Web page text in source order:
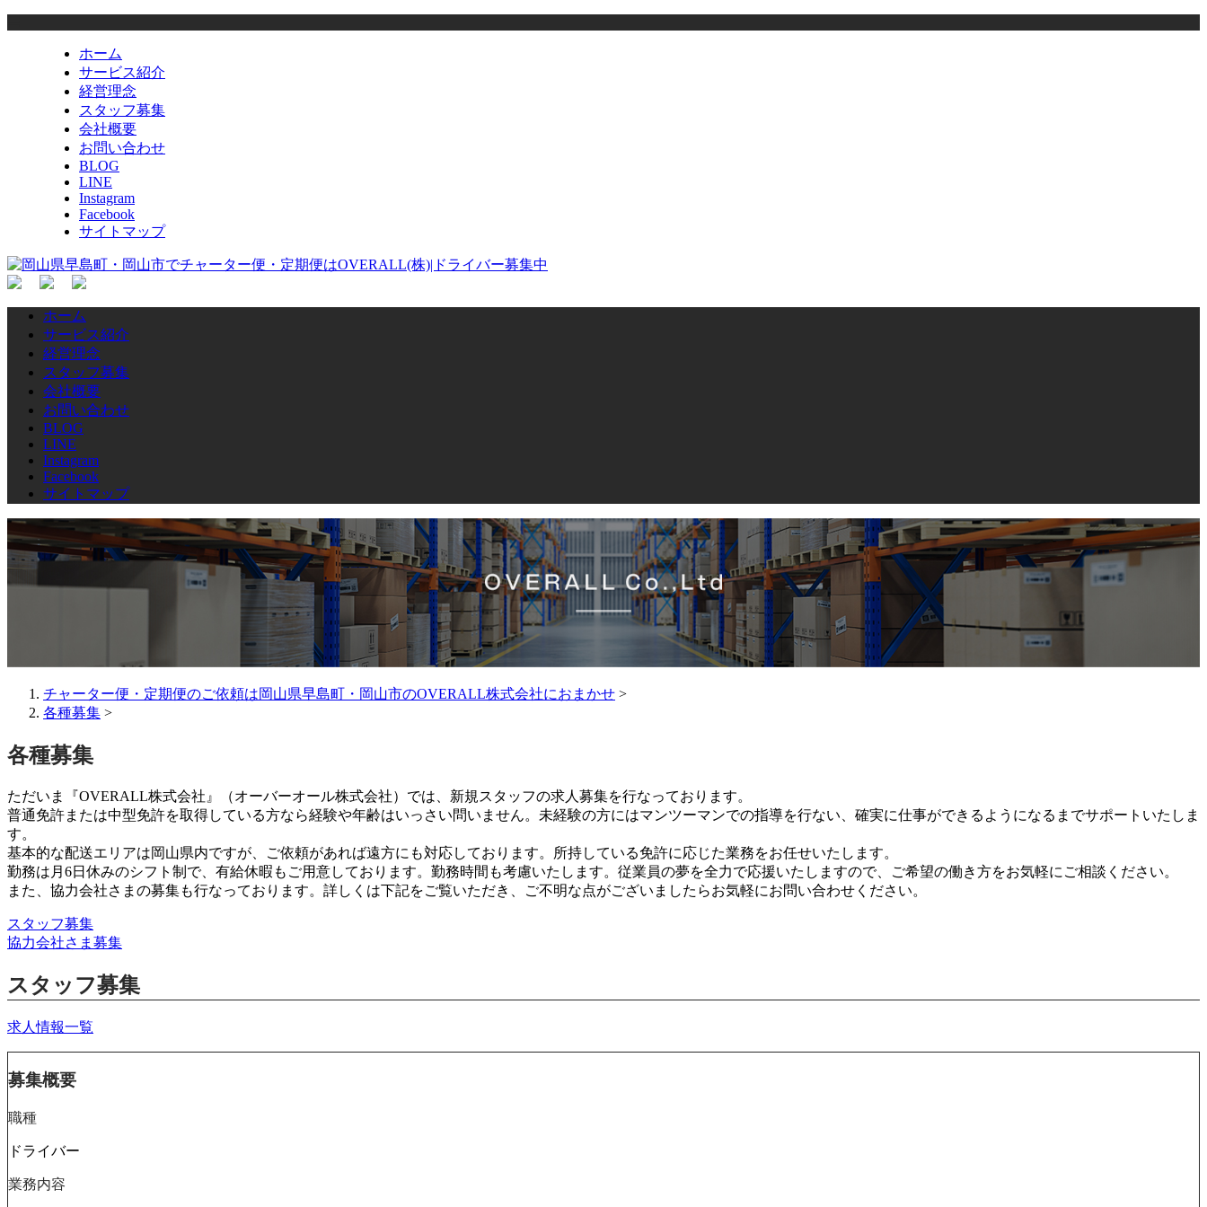
ホーム
サービス紹介
経営理念
スタッフ募集
会社概要
お問い合わせ
BLOG
LINE
Instagram
Facebook
サイトマップ
ホーム
サービス紹介
経営理念
スタッフ募集
会社概要
お問い合わせ
BLOG
LINE
Instagram
Facebook
サイトマップ
チャーター便・定期便のご依頼は岡山県早島町・岡山市のOVERALL株式会社におまかせ >
各種募集 >
各種募集
ただいま『OVERALL株式会社』（オーバーオール株式会社）では、新規スタッフの求人募集を行なっております。
普通免許または中型免許を取得している方なら経験や年齢はいっさい問いません。未経験の方にはマンツーマンでの指導を行ない、確実に仕事ができるようになるまでサポートいたしま
す。
基本的な配送エリアは岡山県内ですが、ご依頼があれば遠方にも対応しております。所持している免許に応じた業務をお任せいたします。
勤務は月6日休みのシフト制で、有給休暇もご用意しております。勤務時間も考慮いたします。従業員の夢を全力で応援いたしますので、ご希望の働き方をお気軽にご相談ください。
また、協力会社さまの募集も行なっております。詳しくは下記をご覧いただき、ご不明な点がございましたらお気軽にお問い合わせください。
スタッフ募集
協力会社さま募集
スタッフ募集
求人情報一覧
募集概要
職種
ドライバー
業務内容